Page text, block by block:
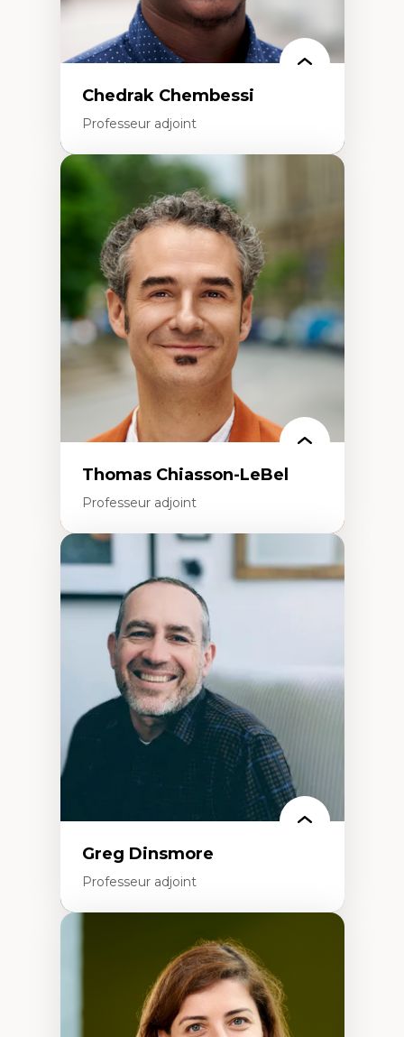
Chedrak Chembessi
Professeur adjoint
Économie circulaire
Modèles d’affaires durables
Histoire des faits économiques
Gestion durable des ressources naturelles
Écologie industrielle
Aménagement durable du territoire
Développement régional
Coopératives
Télétravail en milieu rural francophone
Transition socio-écologique
Thomas Chiasson-LeBel
Professeur adjoint
Expertises
Théories du développement
Économie politique comparée
Élites économiques
Sociologie économique
Extractivisme
Classes sociales
Mouvements sociaux
Théories de l’État
Greg Dinsmore
Professeur adjoint
Fragmentation des auditoires médiatiques
Analyse multi-plateforme des auditoires
médiatiques
Analyse des comportements numériques à
travers les données massives et l’IA